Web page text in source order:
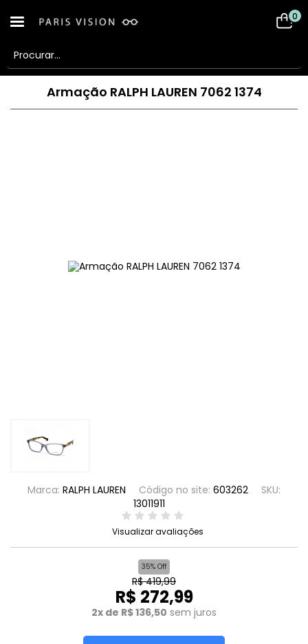
0
Armação RALPH LAUREN 7062 1374
Marca: RALPH LAUREN Código no site: 603262
SKU:
13011911
Visualizar avaliações
35% Off
R$ 419,99
R$ 272,99
2x de R$ 136,50 sem juros